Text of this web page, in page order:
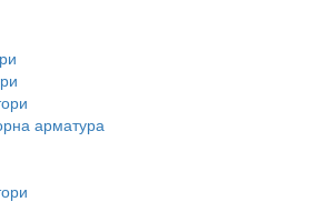
арматура